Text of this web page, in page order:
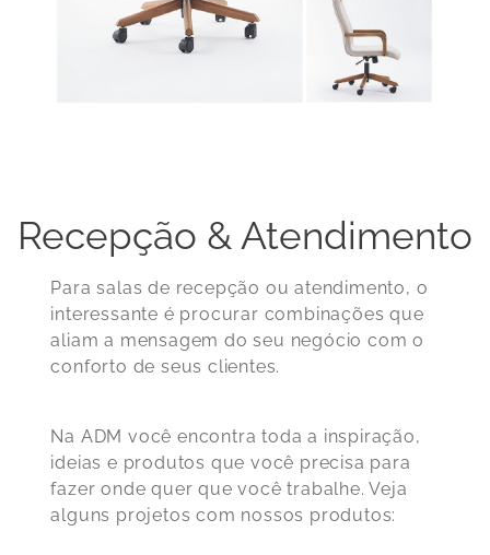
Recepção & Atendimento
Para salas de recepção ou atendimento, o
interessante é procurar combinações que
aliam a mensagem do seu negócio com o
conforto de seus clientes.
Na ADM você encontra toda a inspiração,
ideias e produtos que você precisa para
fazer onde quer que você trabalhe. Veja
alguns projetos com nossos produtos: